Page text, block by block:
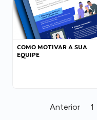
COMO MOTIVAR A SUA
EQUIPE
Anterior 1